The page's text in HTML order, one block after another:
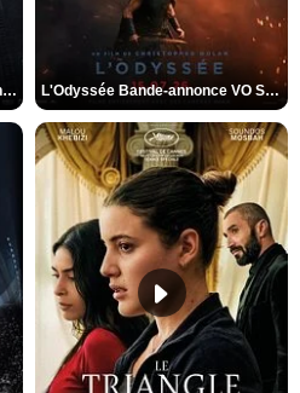
Spider-Man: Brand New Day Bande-annonce VO STFR L'Odyssée Bande-annonce VO STFR